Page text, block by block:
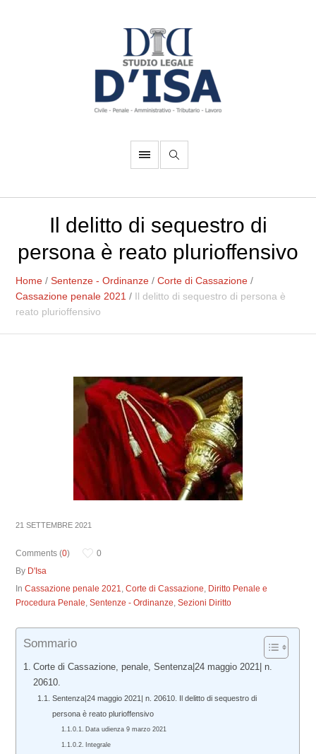
Il delitto di sequestro di
persona è reato plurioffensivo
Home /Sentenze - Ordinanze /Corte di Cassazione /
Cassazione penale 2021 / Il delitto di sequestro di persona è
reato plurioffensivo
21 SETTEMBRE 2021
Comments (0)
0
By D'Isa
InCassazione penale 2021,Corte di Cassazione, Diritto Penale e
Procedura Penale,Sentenze - Ordinanze,Sezioni Diritto
Sommario
Corte di Cassazione, penale, Sentenza|24 maggio 2021| n.
20610.
Sentenza|24 maggio 2021| n. 20610. Il delitto di sequestro di
persona è reato plurioffensivo
Data udienza 9 marzo 2021
Integrale